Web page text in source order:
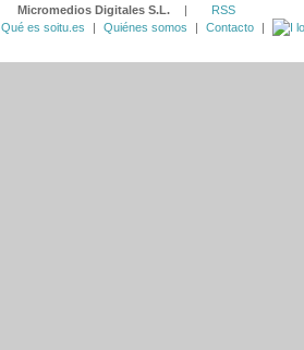
Micromedios Digitales S.L. |
RSS
Qué es soitu.es
| Quiénes somos | Contacto |